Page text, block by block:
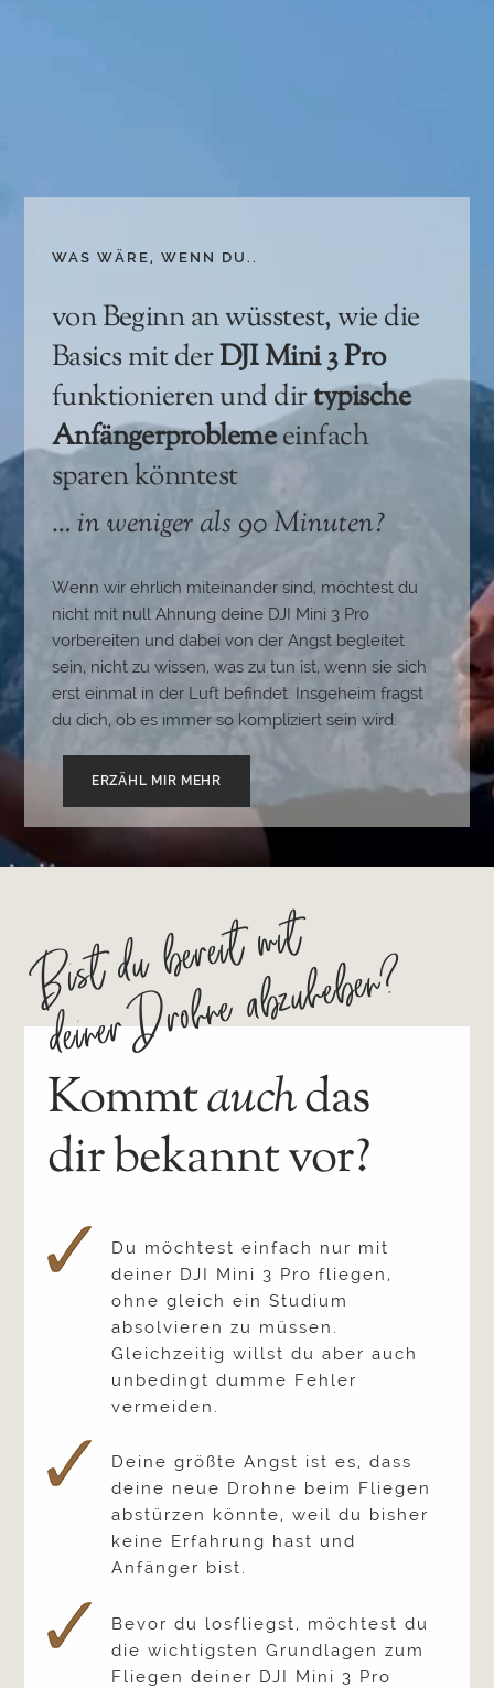
WAS WÄRE, WENN DU..
von Beginn an wüsstest, wie die
Basics mit derDJI Mini 3 Pro
funktionieren und dirtypische
Anfängerproblemeeinfach
sparen könntest
… in weniger als 90 Minuten?
Wenn wir ehrlich miteinander sind, möchtest du
nicht mit null Ahnung deine DJI Mini 3 Pro
vorbereiten und dabei von der Angst begleitet
sein, nicht zu wissen, was zu tun ist, wenn sie sich
erst einmal in der Luft befindet. Insgeheim fragst
du dich, ob es immer so kompliziert sein wird.
ERZÄHL MIR MEHR
Bist du bereit mit
deiner Drohne abzuheben?
Kommtauchdas
dir bekannt vor?
Du möchtest einfach nur mit
deiner DJI Mini 3 Pro fliegen,
ohne gleich ein Studium
absolvieren zu müssen.
Gleichzeitig willst du aber auch
unbedingt dumme Fehler
vermeiden.
Deine größte Angst ist es, dass
deine neue Drohne beim Fliegen
abstürzen könnte, weil du bisher
keine Erfahrung hast und
Anfänger bist.
Bevor du losfliegst, möchtest du
die wichtigsten Grundlagen zum
Fliegen deiner DJI Mini 3 Pro